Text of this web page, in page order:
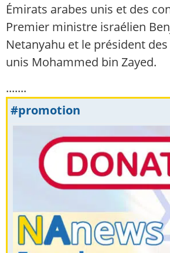
Émirats arabes unis et des
Premier ministre israélien
Netanyahu et le président
unis Mohammed bin Zayed.
.......
#promotion